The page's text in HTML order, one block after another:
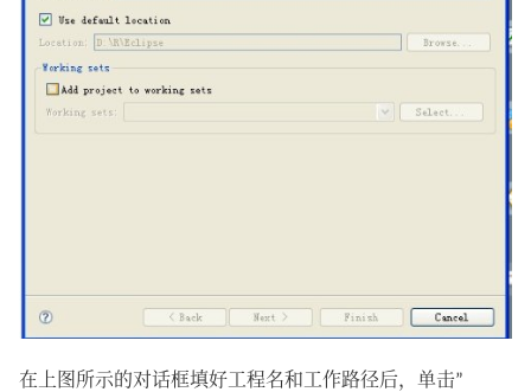
在上图所示的对话框填好工程名和工作路径后，单击”